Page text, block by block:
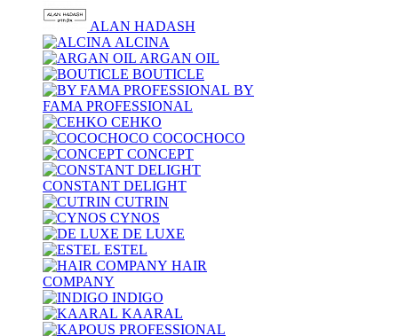
ALAN HADASH
ALCINA
ARGAN OIL
BOUTICLE
BY
FAMA PROFESSIONAL
CEHKO
COCOCHOCO
CONCEPT
CONSTANT DELIGHT
CUTRIN
CYNOS
DE LUXE
ESTEL
HAIR
COMPANY
INDIGO
KAARAL